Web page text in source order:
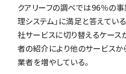
クアリーフの調べでは96％の
理システム」に満足と答えてい
社サービスに切り替えるケース
者の紹介により他のサービス
業者を増やしている。